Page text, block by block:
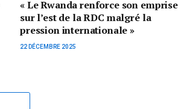
« Le Rwanda renforce son emprise
sur l’est de la RDC malgré la
pression internationale »
22 DÉCEMBRE 2025